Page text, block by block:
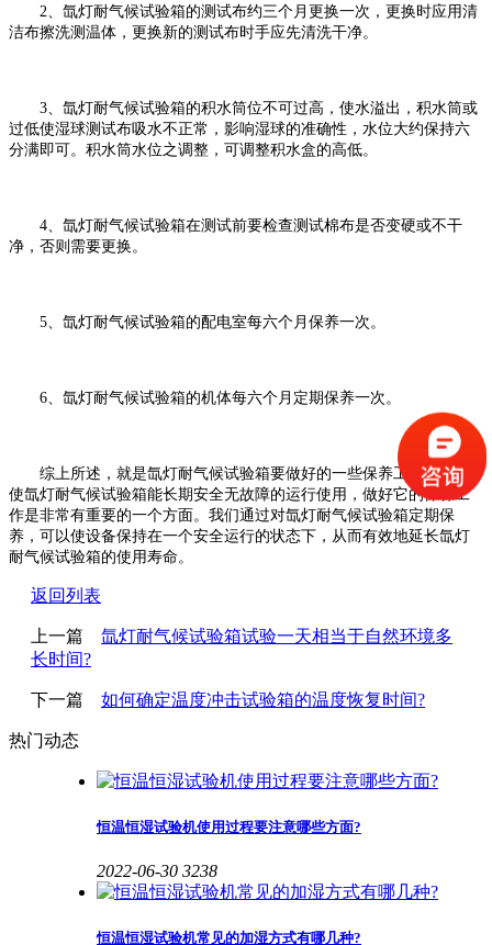
2、氙灯耐气候试验箱的测试布约三个月更换一次，更换时应用清
洁布擦洗测温体，更换新的测试布时手应先清洗干净。
3、氙灯耐气候试验箱的积水筒位不可过高，使水溢出，积水筒或
过低使湿球测试布吸水不正常，影响湿球的准确性，水位大约保持六
分满即可。积水筒水位之调整，可调整积水盒的高低。
4、氙灯耐气候试验箱在测试前要检查测试棉布是否变硬或不干
净，否则需要更换。
5、氙灯耐气候试验箱的配电室每六个月保养一次。
6、氙灯耐气候试验箱的机体每六个月定期保养一次。
综上所述，就是氙灯耐气候试验箱要做好的一些保养工作。为了
使氙灯耐气候试验箱能长期安全无故障的运行使用，做好它的保养工
作是非常有重要的一个方面。我们通过对氙灯耐气候试验箱定期保
养，可以使设备保持在一个安全运行的状态下，从而有效地延长氙灯
耐气候试验箱的使用寿命。
返回列表
上一篇 氙灯耐气候试验箱试验一天相当于自然环境多
长时间?
下一篇 如何确定温度冲击试验箱的温度恢复时间?
热门动态
恒温恒湿试验机使用过程要注意哪些方面?
2022-06-30 3238
恒温恒湿试验机常见的加湿方式有哪几种?